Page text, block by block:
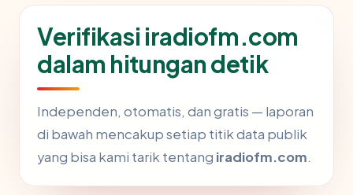
Verifikasi iradiofm.com
dalam hitungan detik
Independen, otomatis, dan gratis — laporan
di bawah mencakup setiap titik data publik
yang bisa kami tarik tentang iradiofm.com.